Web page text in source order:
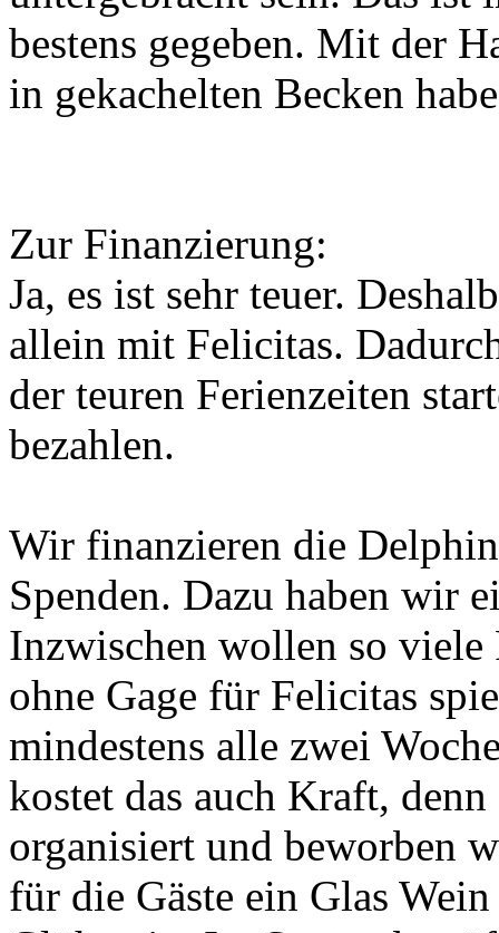
bestens gegeben. Mit der
in gekachelten Becken
Zur Finanzierung:
Ja, es ist sehr teuer.
allein mit Felicitas.
der teuren Ferienzeiten
bezahlen.
Wir finanzieren die
Spenden. Dazu haben wir
Inzwischen wollen so viele
ohne Gage für Felicitas
mindestens alle zwei
kostet das auch Kraft,
organisiert und beworben
für die Gäste ein Glas